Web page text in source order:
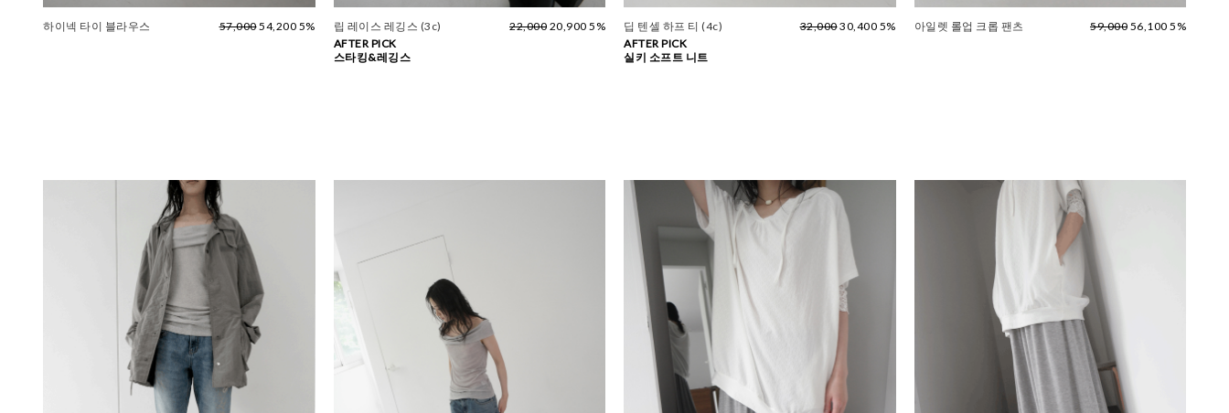
하이넥 타이 블라우스 57,00054,200 5% 립 레이스 레깅스 (3c) 22,000 20,900 5%
AFTER PICK
스타킹&레깅스
딥 텐셀 하프 티 (4c) 32,00030,400 5%
AFTER PICK
실키 소프트 니트
아일렛 롤업 크롭 팬츠 59,000 56,100 5%